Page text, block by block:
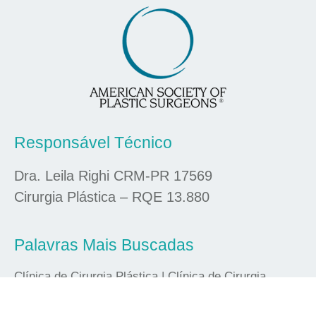
Responsável Técnico
Dra. Leila Righi CRM-PR 17569
Cirurgia Plástica – RQE 13.880
Palavras Mais Buscadas
Clínica de Cirurgia Plástica | Clínica de Cirurgia